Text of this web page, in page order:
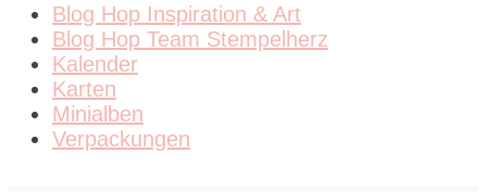
Blog Hop Inspiration & Art
Blog Hop Team Stempelherz
Kalender
Karten
Minialben
Verpackungen